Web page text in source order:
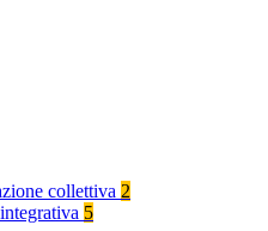
collettiva 2
5